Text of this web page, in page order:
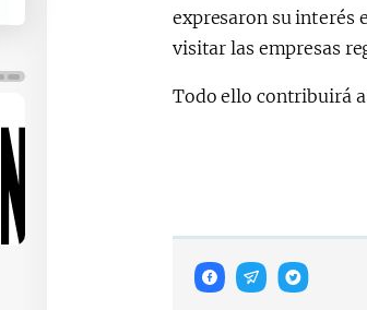
expresaron su interés
visitar las empresas
Todo ello contribuirá